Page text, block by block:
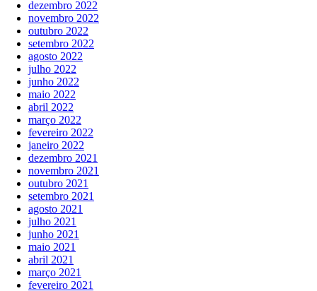
dezembro 2022
novembro 2022
outubro 2022
setembro 2022
agosto 2022
julho 2022
junho 2022
maio 2022
abril 2022
março 2022
fevereiro 2022
janeiro 2022
dezembro 2021
novembro 2021
outubro 2021
setembro 2021
agosto 2021
julho 2021
junho 2021
maio 2021
abril 2021
março 2021
fevereiro 2021